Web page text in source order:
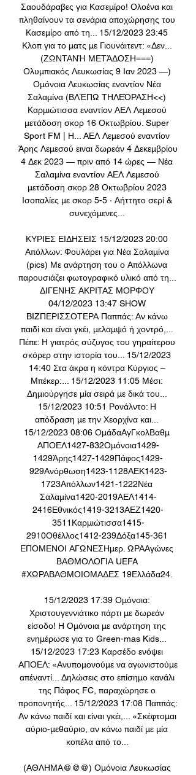
Σαουδάραβες για Κασεμίρο! Ολοένα και
πληθαίνουν τα σενάρια αποχώρησης του
Κασεμίρο από τη... 15/12/2023 23:45
Κλοπ για το ματς με Γιουνάιτεντ: «Δεν...
(ΖΩΝΤΑΝΉ ΜΕΤΆΔΟΣΗ===)
Ολυμπιακός Λευκωσίας 9 Ιαν 2023 —)
Ομόνοια Λευκωσίας εναντίον Νέα
Σαλαμίνα (ΒΛΈΠΩ ΤΗΛΕΌΡΑΣΗ<<)
Καρμιώτισσα εναντίον ΑΕΛ Λεμεσού
μετάδοση σκορ 16 Οκτωβρίου. Super
Sport FM | Η... ΑΕΛ Λεμεσού εναντίον
Άρης Λεμεσού ειναι δωρεάν 4 Δεκεμβρίου
4 Δεκ 2023 — πριν από 14 ώρες — Νέα
Σαλαμίνα εναντίον ΑΕΛ Λεμεσού
μετάδοση σκορ 28 Οκτωβρίου 2023
Ισοπαλίες με σκορ 5-5 · Αήττητο σερί &
συνεχόμενες...
ΚΥΡΙΕΣ ΕΙΔΗΣΕΙΣ 15/12/2023 20:00
Απόλλων: Φουλάρει για Νέα Σαλαμίνα
(pics) Με ανάρτηση του ο Απόλλωνα
παρουσιάζει φωτογραφικό υλικό από τη...
ΔΙΓΕΝΗΣ ΑΚΡΙΤΑΣ ΜΟΡΦΟΥ
04/12/2023 13:47 SHOW
BIZΠΕΡΙΣΣΟΤΕΡΑ Παππάς: Αν κάνω
παιδί και είναι γκέι, μελαμψό ή χοντρό,...
Πέπε: Η γιατρός σύζυγος του γηραίτερου
σκόρερ στην ιστορία του... 15/12/2023
14:40 Στα άκρα η κόντρα Κύργιος –
Μπέκερ:... 15/12/2023 11:05 Μέσι:
Δημιούργησε μία σειρά με δικά του...
15/12/2023 10:51 Ρονάλντο: Η
απόδραση με την Χεορχίνα και...
15/12/2023 08:06 ΟμάδαΑγΓκολΒαθμ
ΑΠΟΕΛ1427-832Ομόνοια1429-
1429Άρης1427-1429Πάφος1429-
929Ανόρθωση1423-1128ΑΕΚ1423-
1723Απόλλων1421-1222Νέα
Σαλαμίνα1420-2019ΑΕΛ1414-
2416Εθνικός1419-3213ΑΕΖ1420-
3511Καρμιώτισσα1415-
2910Οθέλλος1412-239Δόξα145-361
ΕΠΟΜΕΝΟΙ ΑΓΩΝΕΣΗμερ. ΩΡΑΑγώνες
ΒΑΘΜΟΛΟΓΙΑ UEFA
#ΧΩΡΑΒΑΘΜΟΙΟΜΑΔΕΣ 19Ελλάδα24.
15/12/2023 17:39 Ομόνοια:
Χριστουγεννιάτικο πάρτι με δωρεάν
είσοδο! Η Ομόνοια με ανάρτηση της
ενημέρωσε για το Green-mas Kids...
15/12/2023 17:23 Καρσέδο ενόψει
ΑΠΟΕΛ: «Ανυπομονούμε να αγωνιστούμε
απέναντί... Δηλώσεις στο επίσημο κανάλι
της Πάφος FC, παραχώρησε ο
προπονητής... 15/12/2023 17:08 Παππάς:
Αν κάνω παιδί και είναι γκέι,... «Σκέφτομαι
αύριο-μεθαύριο, αν κάνω παιδί με μία
κοπέλα από το...
(ΑΘΛΗΜΑ@@@) Ομόνοια Λευκωσίας